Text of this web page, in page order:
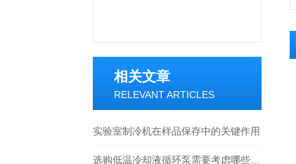
相关文章
RELEVANT ARTICLES
实验室制冷机在样品保存中的关键作用